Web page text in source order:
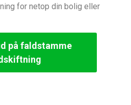
for netop din bolig eller
på faldstamme